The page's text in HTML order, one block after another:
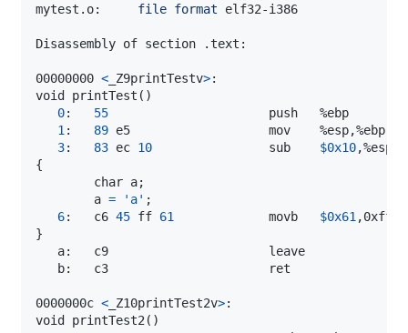
mytest.o: file format
00000000 < _Z9printTestv>
void printTest ( )
0: 55
1 : 89
3: 83 ec 10
                sub
$0x10
{
        char a
;
        a
= 'a' ;
6:   c6 45 ff 61
             movb
$0x61
}
0000000c < _Z10printTest2v>
void printTest2 ( )